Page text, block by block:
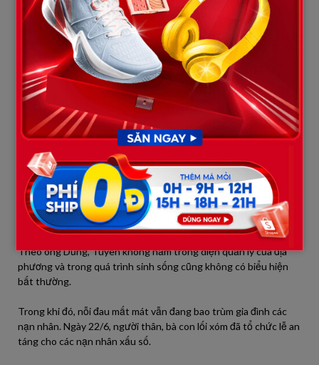
Lãnh đạo xã Bắc Lũng cho biết Tuyên có một xưởng cơ khí riêng
để sản xuất, kinh doanh và chưa từng có biểu hiện vi phạm pháp
luật hay liên quan đến các tệ nạn xã hội.
[MUA 1 TẶNG 1] Túi Nước Giặt Xả MaxKleen 3.8kg/ 3.6kg + Túi
Nước Giặt Xả 1.2kg Mùi ngẫu nhiên
Ông Dũng cũng thông tin thêm, Tuyên đã ly hôn vợ từ năm
2024 và có hai người con. Sau khi ly hôn, cả hai cháu đều sinh
sống cùng bố. Bố của Tuyên đã qua đời, đối tượng sống cùng mẹ
Khi được hỏi về các dấu hiệu bất thường liên quan đến việc sử
dụng ma túy hoặc những biểu hiện vi phạm khác, lãnh đạo địa
phương khẳng định chính quyền cơ sở chưa từng ghi nhận
trường hợp nào như vậy.
Theo ông Dũng, Tuyên không nằm trong diện quản lý của địa
phương và trong quá trình sinh sống cũng không có biểu hiện
bất thường.
Trong khi đó, nỗi đau mất mát vẫn đang bao trùm gia đình các
nạn nhân. Ngày 22/6, người thân, bà con lối xóm đã tổ chức lễ an
táng cho các nạn nhân xấu số.